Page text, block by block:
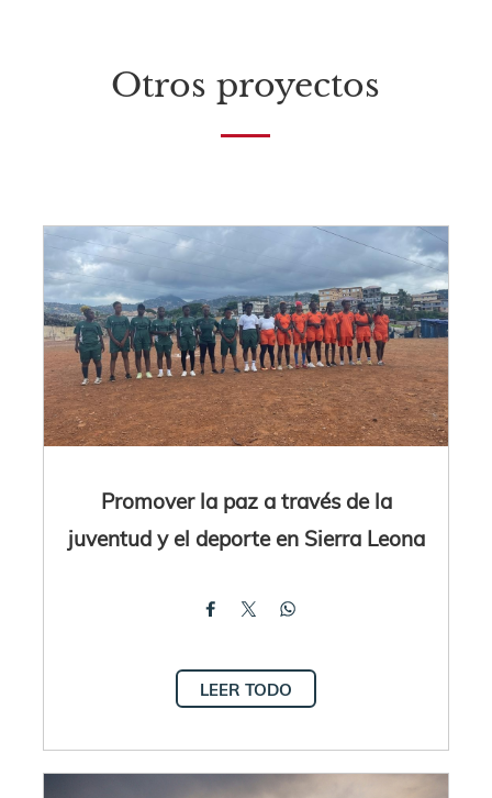
Otros proyectos
Promover la paz a través de la
juventud y el deporte en Sierra Leona
LEER TODO